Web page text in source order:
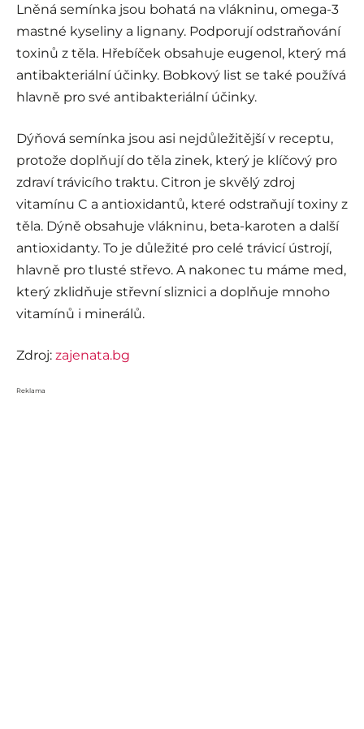
Lněná semínka jsou bohatá na vlákninu, omega-3
mastné kyseliny a lignany. Podporují odstraňování
toxinů z těla. Hřebíček obsahuje eugenol, který má
antibakteriální účinky. Bobkový list se také používá
hlavně pro své antibakteriální účinky.
Dýňová semínka jsou asi nejdůležitější v receptu,
protože doplňují do těla zinek, který je klíčový pro
zdraví trávicího traktu. Citron je skvělý zdroj
vitamínu C a antioxidantů, které odstraňují toxiny z
těla. Dýně obsahuje vlákninu, beta-karoten a další
antioxidanty. To je důležité pro celé trávicí ústrojí,
hlavně pro tlusté střevo. A nakonec tu máme med,
který zklidňuje střevní sliznici a doplňuje mnoho
vitamínů i minerálů.
Zdroj: zajenata.bg
Reklama